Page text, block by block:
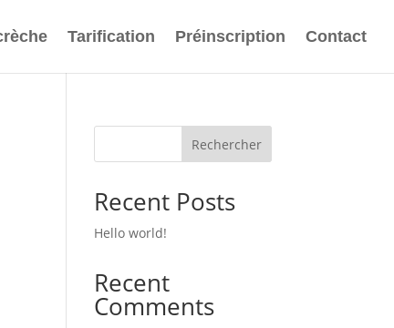
Tarification Préinscription Contact
Rechercher
Recent Posts
Hello world!
Recent
Comments